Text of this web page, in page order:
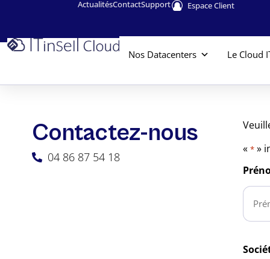
ActualitésContactSupport Espace Client
Nos Datacenters Le Cloud
Contactez-⁠nous
04 86 87 54 18
«* »